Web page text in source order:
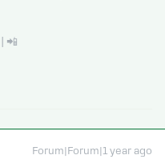
📲
Forum|Forum|1 year ago